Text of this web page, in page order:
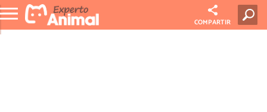
COMPARTIR